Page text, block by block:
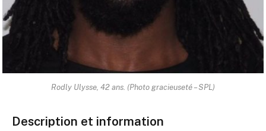
Rodly Ulysse, 42 ans. (Photo gracieuseté – SPL)
Description et information